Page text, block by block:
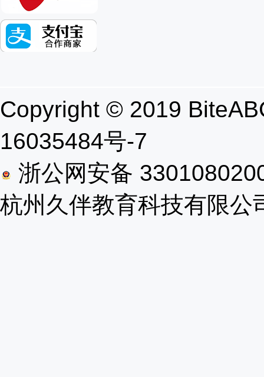
Copyright © 2019
16035484号-7
浙公网安备
杭州久伴教育科技有限公